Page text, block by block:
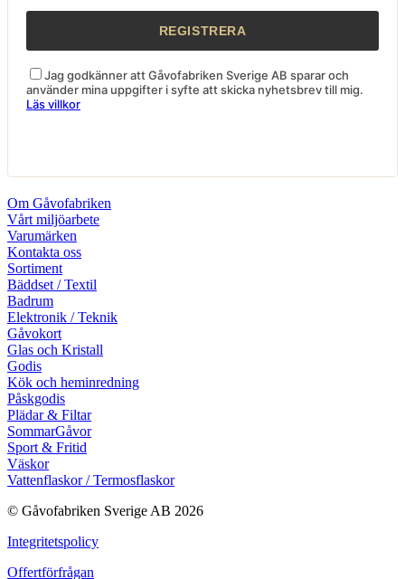
Jag godkänner att Gåvofabriken Sverige AB sparar och
använder mina uppgifter i syfte att skicka nyhetsbrev till mig.
Läs villkor
Om Gåvofabriken
Vårt miljöarbete
Varumärken
Kontakta oss
Sortiment
Bäddset / Textil
Badrum
Elektronik / Teknik
Gåvokort
Glas och Kristall
Godis
Kök och heminredning
Påskgodis
Plädar & Filtar
SommarGåvor
Sport & Fritid
Väskor
Vattenflaskor / Termosflaskor
© Gåvofabriken Sverige AB 2026
Integritetspolicy
Offertförfrågan